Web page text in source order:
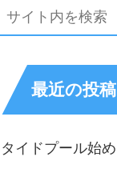
最近の投稿
タイドプール始